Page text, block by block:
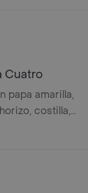
Cuatro
papa amarilla,
costilla,
de